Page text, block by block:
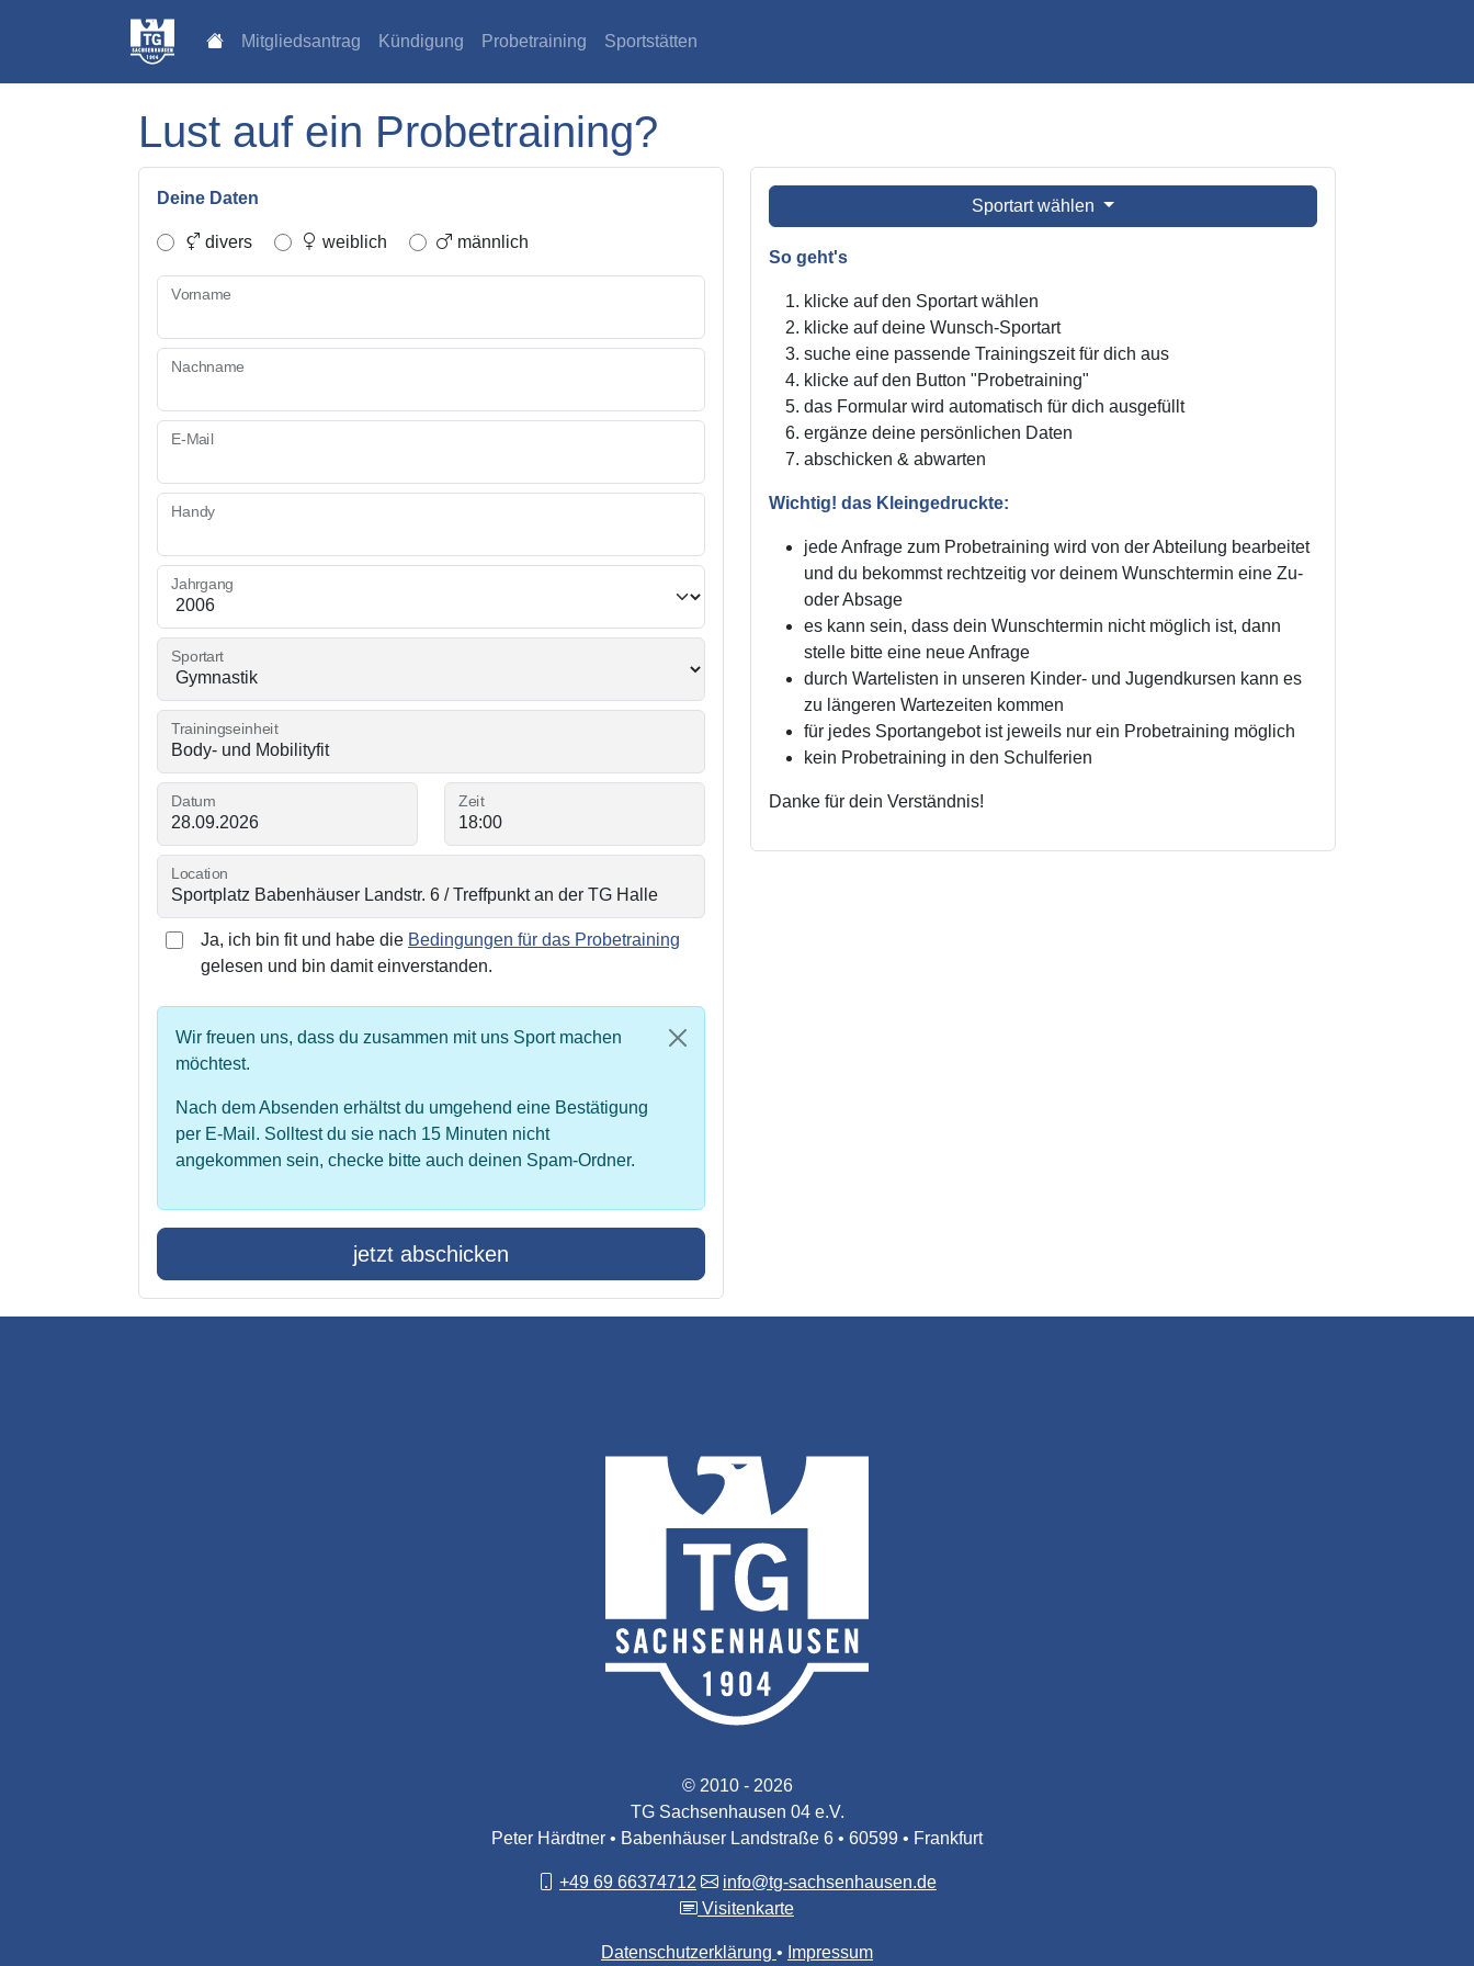
Mitgliedsantrag Kündigung Probetraining Sportstätten
Lust auf ein Probetraining?
Deine Daten
divers weiblich männlich
Vorname
Nachname
E-Mail
Handy
Jahrgang
Sportart
Trainingseinheit
Datum Zeit
Location
Ja, ich bin fit und habe die Bedingungen für das Probetraining
gelesen und bin damit einverstanden.
Wir freuen uns, dass du zusammen mit uns Sport machen
möchtest.
Nach dem Absenden erhältst du umgehend eine Bestätigung
per E-Mail. Solltest du sie nach 15 Minuten nicht
angekommen sein, checke bitte auch deinen Spam-Ordner.
jetzt abschicken
Sportart wählen
So geht's
klicke auf den Sportart wählen
klicke auf deine Wunsch-Sportart
suche eine passende Trainingszeit für dich aus
klicke auf den Button "Probetraining"
das Formular wird automatisch für dich ausgefüllt
ergänze deine persönlichen Daten
abschicken & abwarten
Wichtig! das Kleingedruckte:
jede Anfrage zum Probetraining wird von der Abteilung bearbeitet
und du bekommst rechtzeitig vor deinem Wunschtermin eine Zu-
oder Absage
es kann sein, dass dein Wunschtermin nicht möglich ist, dann
stelle bitte eine neue Anfrage
durch Wartelisten in unseren Kinder- und Jugendkursen kann es
zu längeren Wartezeiten kommen
für jedes Sportangebot ist jeweils nur ein Probetraining möglich
kein Probetraining in den Schulferien
Danke für dein Verständnis!
© 2010 - 2026
TG Sachsenhausen 04 e.V.
Peter Härdtner • Babenhäuser Landstraße 6 • 60599 • Frankfurt
+49 69 66374712
info@tg-sachsenhausen.de
Visitenkarte
Datenschutzerklärung Impressum